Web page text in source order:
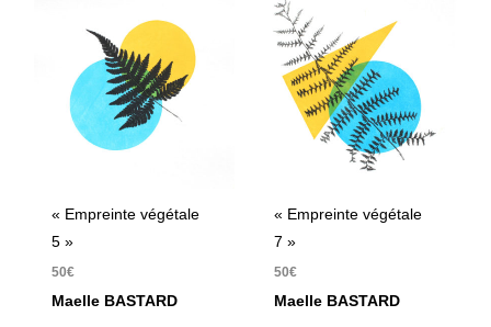
« Empreinte végétale
5 »
50€
Maelle BASTARD
« Empreinte végétale
7 »
50€
Maelle BASTARD